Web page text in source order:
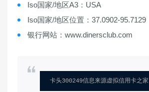
Iso国家/地区A3：USA
Iso国家/地区位置：37.0902-95.7129
银行网站：www.dinersclub.com
卡头300249信息来源虚拟信用卡之家